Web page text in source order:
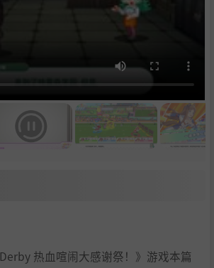
热血喧闹大感谢祭！》游戏本篇